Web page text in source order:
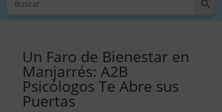
Un Faro de Bienestar en
Manjarrés: A2B
Psicólogos Te Abre sus
Puertas